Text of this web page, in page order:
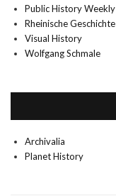
Public History Weekly
Rheinische Geschichte
Visual History
Wolfgang Schmale
Archivalia
Planet History